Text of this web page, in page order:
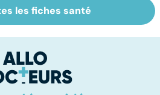
Surdité brusque :
quand une oreille
les fiches santé